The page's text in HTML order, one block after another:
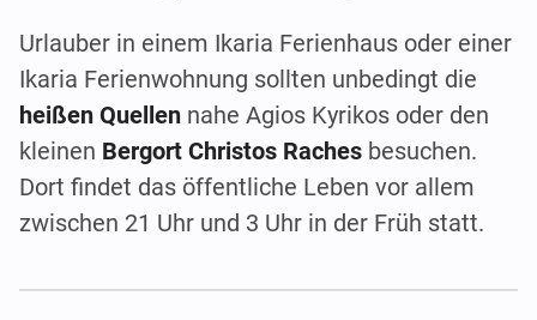
Urlauber in einem Ikaria Ferienhaus oder einer
Ikaria Ferienwohnung sollten unbedingt die
heißen Quellen nahe Agios Kyrikos oder den
kleinen Bergort Christos Raches besuchen.
Dort findet das öffentliche Leben vor allem
zwischen 21 Uhr und 3 Uhr in der Früh statt.